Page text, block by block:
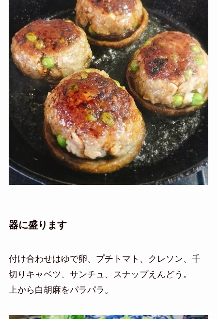
器に盛ります
付け合わせはゆで卵、プチトマト、クレソン、千
切りキャベツ、サンチュ、スナップえんどう。
上から白胡麻をパラパラ。